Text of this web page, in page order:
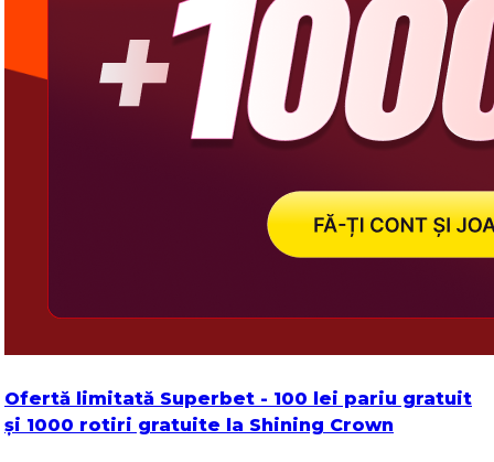
Ofertă limitată Superbet - 100 lei pariu gratuit
și 1000 rotiri gratuite la Shining Crown